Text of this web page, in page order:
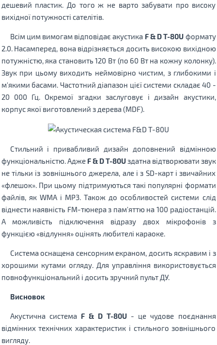
дешевий пластик. До того ж не варто забувати про високу
вихідної потужності сателітів.
Всім цим вимогам відповідає акустика F & D Т-80U формату
2.0. Насамперед, вона відрізняється досить високою вихідною
потужністю, яка становить 120 Вт (по 60 Вт на кожну колонку).
Звук при цьому виходить неймовірно чистим, з глибокими і
м'якими басами. Частотний діапазон цієї системи складає 40 -
20 000 Гц. Окремої згадки заслуговує і дизайн акустики,
корпус якої виготовлений з дерева (MDF).
Стильний і привабливий дизайн доповнений відмінною
функціональністю. Адже F & D Т-80Uздатна відтворювати звук
не тільки із зовнішнього джерела, але і з SD-карт і звичайних
«флешок». При цьому підтримуються такі популярні формати
файлів, як WMA і MP3. Також до особливостей системи слід
віднести наявність FM-тюнера з пам'яттю на 100 радіостанцій.
А можливість підключення відразу двох мікрофонів з
функцією «відлуння» оцінять любителі караоке.
Система оснащена сенсорним екраном, досить яскравим і з
хорошими кутами огляду. Для управління використовується
повнофункціональний і досить зручний пульт ДУ.
Висновок
Акустична система F & D Т-80U - це чудове поєднання
відмінних технічних характеристик і стильного зовнішнього
вигляду.